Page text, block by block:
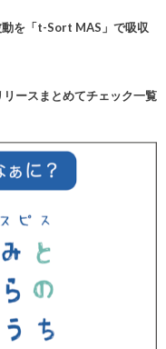
を「t-Sort MAS」で吸収
リースまとめてチェック一覧